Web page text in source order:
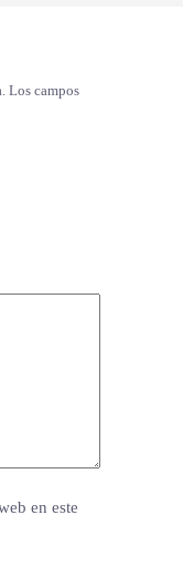
Los campos
en este